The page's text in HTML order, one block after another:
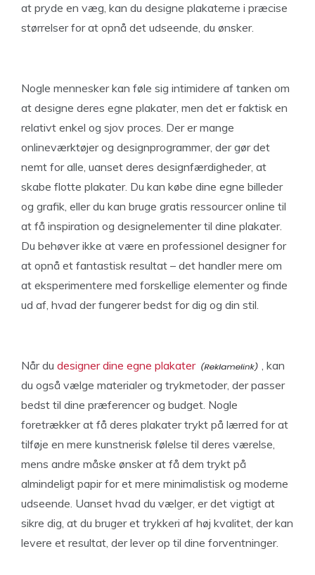
at pryde en væg, kan du designe plakaterne i præcise
størrelser for at opnå det udseende, du ønsker.
Nogle mennesker kan føle sig intimidere af tanken om
at designe deres egne plakater, men det er faktisk en
relativt enkel og sjov proces. Der er mange
onlineværktøjer og designprogrammer, der gør det
nemt for alle, uanset deres designfærdigheder, at
skabe flotte plakater. Du kan købe dine egne billeder
og grafik, eller du kan bruge gratis ressourcer online til
at få inspiration og designelementer til dine plakater.
Du behøver ikke at være en professionel designer for
at opnå et fantastisk resultat – det handler mere om
at eksperimentere med forskellige elementer og finde
ud af, hvad der fungerer bedst for dig og din stil.
Når du designer dine egne plakater
, kan
du også vælge materialer og trykmetoder, der passer
bedst til dine præferencer og budget. Nogle
foretrækker at få deres plakater trykt på lærred for at
tilføje en mere kunstnerisk følelse til deres værelse,
mens andre måske ønsker at få dem trykt på
almindeligt papir for et mere minimalistisk og moderne
udseende. Uanset hvad du vælger, er det vigtigt at
sikre dig, at du bruger et trykkeri af høj kvalitet, der kan
levere et resultat, der lever op til dine forventninger.